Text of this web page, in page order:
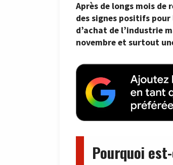
Après de longs mois
des signes positifs
d’achat de l’industrie
novembre et surtout
Pourquoi